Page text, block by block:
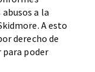
a la
A esto
derecho de
para poder